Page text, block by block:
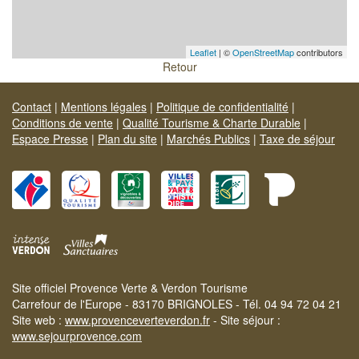
Leaflet | ©OpenStreetMapcontributors
Retour
Contact | Mentions légales | Politique de confidentialité |
Conditions de vente | Qualité Tourisme & Charte Durable |
Espace Presse | Plan du site | Marchés Publics | Taxe de séjour
Site officiel Provence Verte & Verdon Tourisme
Carrefour de l'Europe - 83170 BRIGNOLES - Tél. 04 94 72 04 21
Site web : www.provenceverteverdon.fr - Site séjour :
www.sejourprovence.com